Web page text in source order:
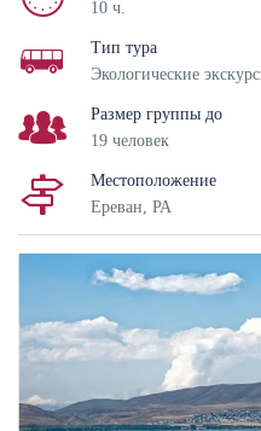
10 ч.
Тип тура
Экологические
Размер группы до
19 человек
Местоположение
Ереван, РА